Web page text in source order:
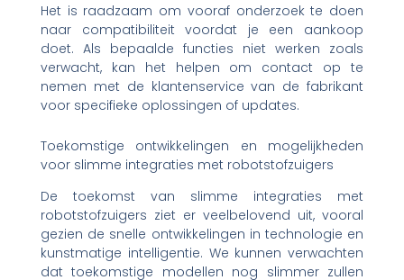
Het is raadzaam om vooraf onderzoek te doen
naar compatibiliteit voordat je een aankoop
doet. Als bepaalde functies niet werken zoals
verwacht, kan het helpen om contact op te
nemen met de klantenservice van de fabrikant
voor specifieke oplossingen of updates.
Toekomstige ontwikkelingen en mogelijkheden
voor slimme integraties met robotstofzuigers
De toekomst van slimme integraties met
robotstofzuigers ziet er veelbelovend uit, vooral
gezien de snelle ontwikkelingen in technologie en
kunstmatige intelligentie. We kunnen verwachten
dat toekomstige modellen nog slimmer zullen